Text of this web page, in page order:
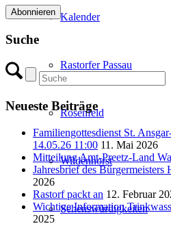
Kalender
Rastorfer Passau
Rosenfeld
Wildenhorst
Sehenswürdigkeiten
Suche
Neueste Beiträge
Familiengottesdienst St.
14.05.26 11:00 11. Mai 2026
Mitteilung Amt-Preetz-Land
Jahresbrief des
2026
Rastorf packt an 12. Februar
Wichtige Information
2025